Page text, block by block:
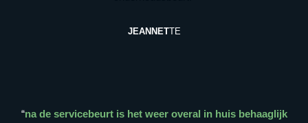
JEANNETTE
“na de servicebeurt is het weer overal in huis behaaglijk